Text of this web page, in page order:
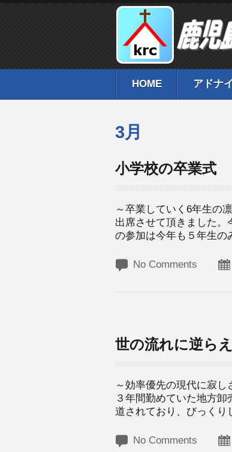
HOME アドナ
3月
小学校の卒業式
～卒業していく6年生の
出席させて頂きました
の参加は今年も５年生
No Comments
世の流れに逆ら
～効率優先の現代に寂
３年間勤めていた地方
道されており、びっく
No Comments